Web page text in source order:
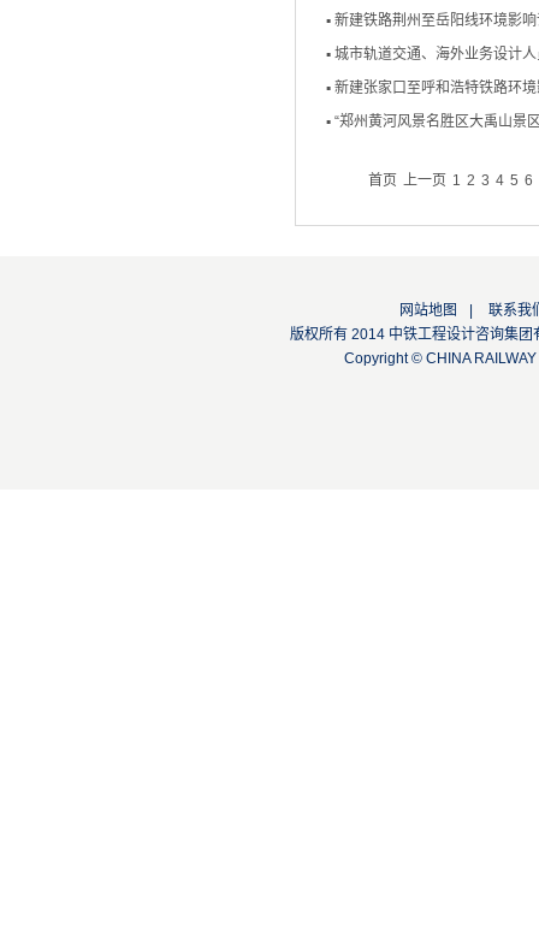
▪ 新建铁路荆州至岳阳线环境影
▪ 城市轨道交通、海外业务设计
▪ 新建张家口至呼和浩特铁路环
▪ “郑州黄河风景名胜区大禹山景
首页 上一页 1 2 3 4 5 6
网站地图
联系我
版权所有 2014 中铁工程设计咨询
Copyright © CHINA